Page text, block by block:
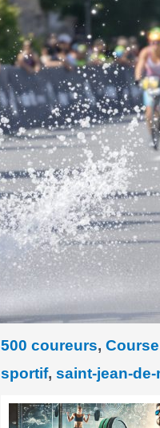
500 coureurs,
sportif, saint-jean-